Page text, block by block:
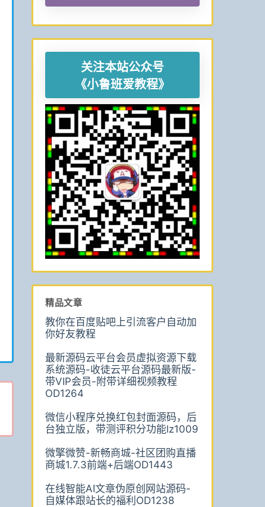
关注本站公众号
《小鲁班爱教程》
精品文章
教你在百度贴吧上引流客户自动加
你好友教程
最新源码云平台会员虚拟资源下载
系统源码-收徒云平台源码最新版-
带VIP会员-附带详细视频教程
OD1264
微信小程序兑换红包封面源码，后
台独立版，带测评积分功能lz1009
微擎微赞-新畅商城-社区团购直播
商城1.7.3前端+后端OD1443
在线智能AI文章伪原创网站源码-
自媒体跟站长的福利OD1238